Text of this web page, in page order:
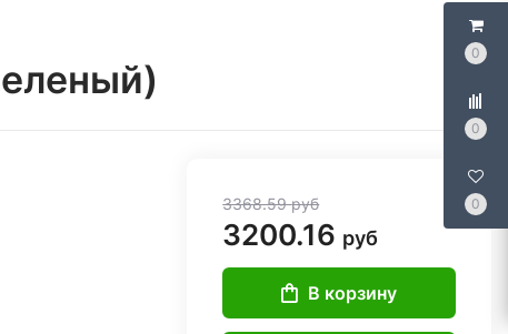
0
0
0
3368.59руб
3200.16 руб
В корзину